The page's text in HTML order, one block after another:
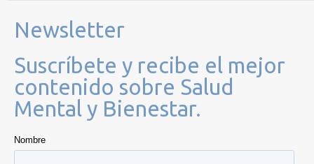
Newsletter
Suscríbete y recibe el mejor
contenido sobre Salud
Mental y Bienestar.